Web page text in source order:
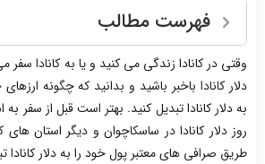
فهرست مطالب
وقتی در کانادا زندگی می کنید و یا به کانادا سفر
دلار کانادا باخبر باشید و بدانید که چگونه
به دلار کانادا تبدیل کنید. بهتر است قبل از سفر
روز دلار کانادا در ساسکاچوان و دیگر استان های
طریق صرافی های معتبر پول خود را به دلار کانادا